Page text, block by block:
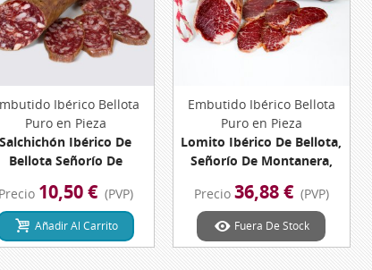
Vista Rápida
Ibérico Bellota
Puro en Pieza
Salchichón Ibérico De
Bellota Señorío De
Dehesa De Extremadura
Precio 10,50 € (PVP)
Añadir Al Carrito
Vista Rápida
Embutido Ibérico Bellota
Puro en Pieza
Lomito Ibérico De Bellota,
Señorío De Montanera,
Dehesa De Extremadura
Precio 36,88 € (PVP)
Fuera De Stock